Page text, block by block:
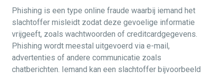
Phishing is een type online fraude waarbij iemand het
slachtoffer misleidt zodat deze gevoelige informatie
vrijgeeft, zoals wachtwoorden of creditcardgegevens.
Phishing wordt meestal uitgevoerd via e-mail,
advertenties of andere communicatie zoals
chatberichten. Iemand kan een slachtoffer bijvoorbeeld